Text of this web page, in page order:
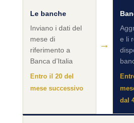
Le banche
Inviano i dati del
mese di
riferimento a
Banca d’Italia
Entro il 20 del
mese successivo
→
e li
dal